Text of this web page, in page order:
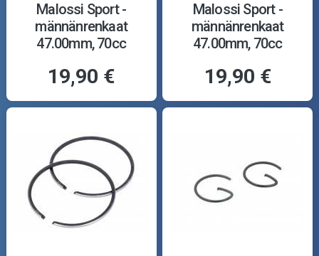
Malossi Sport -
männänrenkaat
47.00mm, 70cc
19,90 €
Malossi Sport -
männänrenkaat
47.00mm, 70cc
19,90 €